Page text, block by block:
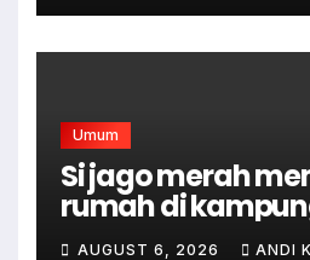
Umum
Si jago merah
rumah di
sodonghilir .
AUGUST 6, 2026 ANDI